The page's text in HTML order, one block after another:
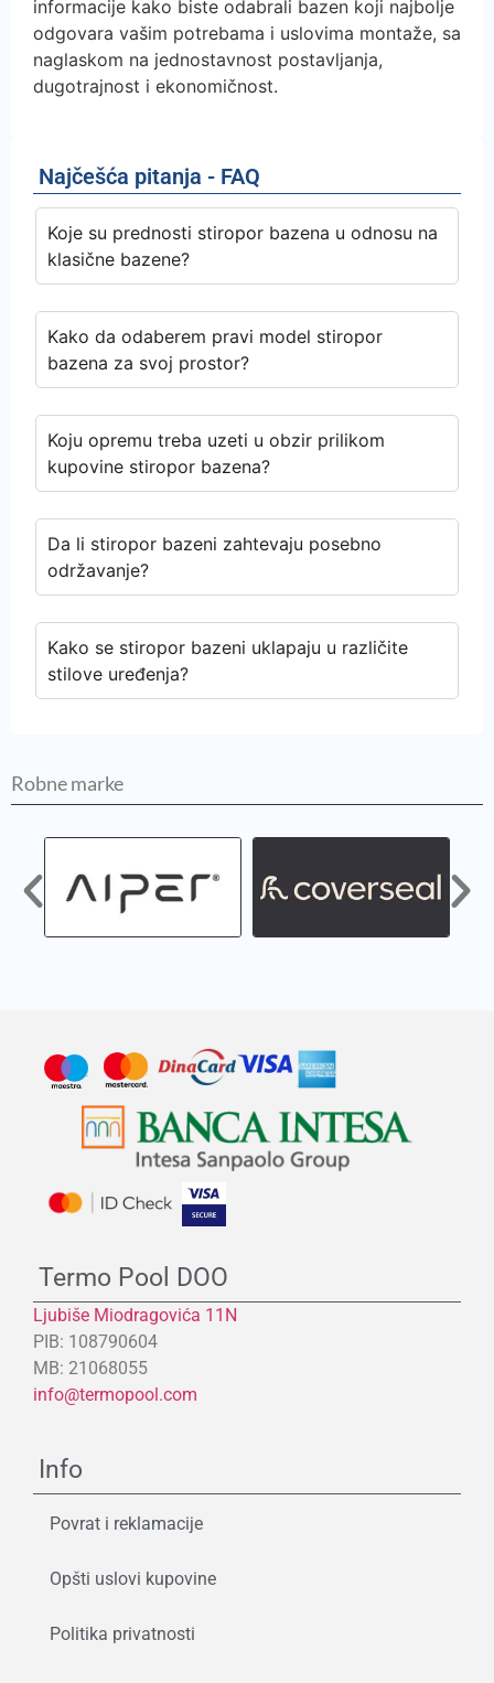
informacije kako biste odabrali bazen koji najbolje
odgovara vašim potrebama i uslovima montaže, sa
naglaskom na jednostavnost postavljanja,
dugotrajnost i ekonomičnost.
Najčešća pitanja - FAQ
Koje su prednosti stiropor bazena u odnosu na
klasične bazene?
Kako da odaberem pravi model stiropor
bazena za svoj prostor?
Koju opremu treba uzeti u obzir prilikom
kupovine stiropor bazena?
Da li stiropor bazeni zahtevaju posebno
održavanje?
Kako se stiropor bazeni uklapaju u različite
stilove uređenja?
Robne marke
Termo Pool DOO
Ljubiše Miodragovića 11N
PIB: 108790604
MB: 21068055
info@termopool.com
Info
Povrat i reklamacije
Opšti uslovi kupovine
Politika privatnosti